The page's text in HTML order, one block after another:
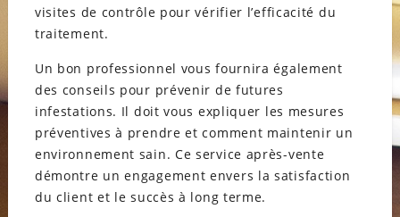
visites de contrôle pour vérifier l’efficacité du
traitement.
Un bon professionnel vous fournira également
des conseils pour prévenir de futures
infestations. Il doit vous expliquer les mesures
préventives à prendre et comment maintenir un
environnement sain. Ce service après-vente
démontre un engagement envers la satisfaction
du client et le succès à long terme.